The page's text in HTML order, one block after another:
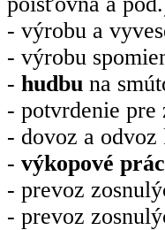
- výrobu a
- výrobu
- hudbu na
- potvrdenie pre
- dovoz a
- výkopové
- prevoz
- prevoz